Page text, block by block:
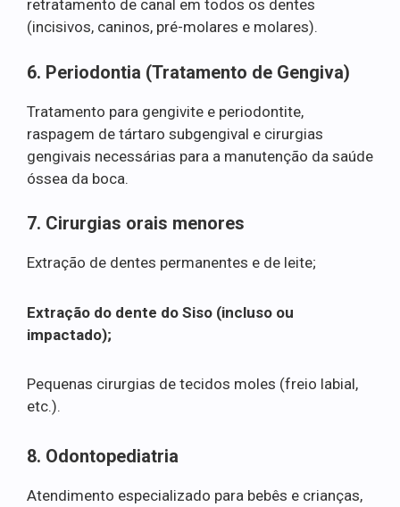
retratamento de canal em todos os dentes
(incisivos, caninos, pré-molares e molares).
6. Periodontia (Tratamento de Gengiva)
Tratamento para gengivite e periodontite,
raspagem de tártaro subgengival e cirurgias
gengivais necessárias para a manutenção da saúde
óssea da boca.
7. Cirurgias orais menores
Extração de dentes permanentes e de leite;
Extração do dente do Siso (incluso ou
impactado);
Pequenas cirurgias de tecidos moles (freio labial,
etc.).
8. Odontopediatria
Atendimento especializado para bebês e crianças,